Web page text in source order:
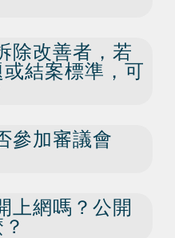
除改善者，若
結案標準，可
參加審議會
上網嗎？公開